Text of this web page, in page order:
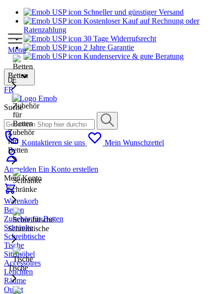
Schneller und günstiger Versand
Kostenloser Kauf auf Rechnung oder
Ratenzahlung
30 Tage Widerrufsrecht
2 Jahre Garantie
Kundenservice & gute Beratung
DE
FR
Suche
Kontaktieren sie uns Mein Wunschzettel
Anmelden Ein Konto erstellen
Mein Konto
Warenkorb
Menu
Betten
Zubehör
für
Betten
Schränke
Schreibtische
Tische
Betten
Zubehör für Betten
Schränke
Schreibtische
Tische
Sitzmöbel
Accessoires
Leuchten
Räume
Outlet